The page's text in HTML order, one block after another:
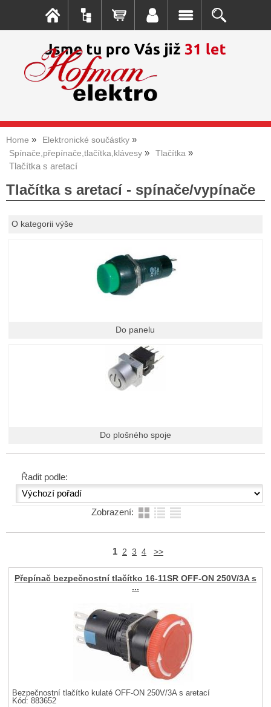
Home
Elektronické součástky
Spínače,přepínače,tlačítka,klávesy
Tlačítka
Tlačítka s aretací
Tlačítka s aretací - spínače/vypínače
O kategorii výše
Do panelu
Do plošného spoje
Řadit podle:
Zobrazení:
1 2 3 4 >>
Přepínač bezpečnostní tlačítko 16-11SR OFF-ON 250V/3A s
...
Bezpečnostní tlačítko kulaté OFF-ON 250V/3A s aretací
Kód: 883652